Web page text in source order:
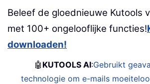
Beleef de gloednieuwe Kutools
met 100+ ongelooflijke functies!
downloaden!
🤖 KUTOOLS AI:Gebruikt
technologie om e-mails